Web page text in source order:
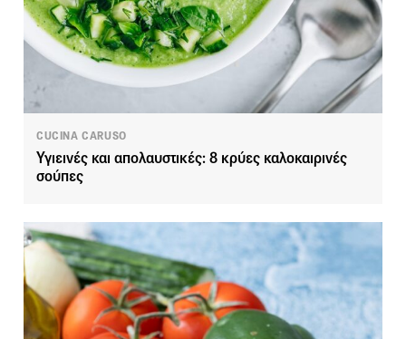
CUCINA CARUSO
Υγιεινές και απολαυστικές: 8 κρύες καλοκαιρινές
σούπες